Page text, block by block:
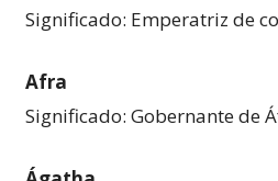
Significado: Emperatriz de
Afra
Significado: Gobernante de